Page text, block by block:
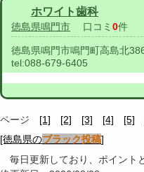
ホワイト歯科
徳島県鳴門市 口コミ 0件
徳島県鳴門市鳴門町高島北
tel:088-679-6405
ページ [1] [2] [3] [4] [5]
[徳島県のブラック投稿]
毎日更新しており、ポイント